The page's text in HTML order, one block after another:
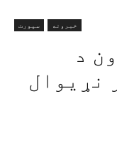
خبرونه سپورت
د
نړیوال